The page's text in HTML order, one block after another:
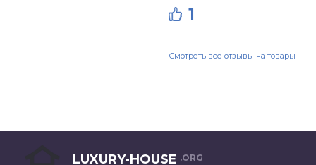
1
Смотреть все отзывы на товары
LUXURY-HOUSE .ORG